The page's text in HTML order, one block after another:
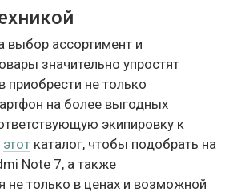
ассортимент и
значительно упростят
приобрести не только
на более выгодных
экипировку к
этот каталог, чтобы подобрать на
Note 7, а также
не только в ценах и возможной